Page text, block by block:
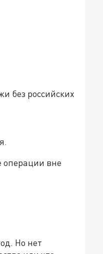
без российских
операции вне
Но нет